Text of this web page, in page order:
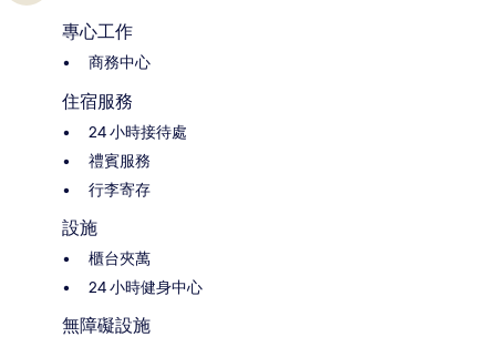
專心工作
商務中心
住宿服務
24 小時接待處
禮賓服務
行李寄存
設施
櫃台夾萬
24 小時健身中心
無障礙設施